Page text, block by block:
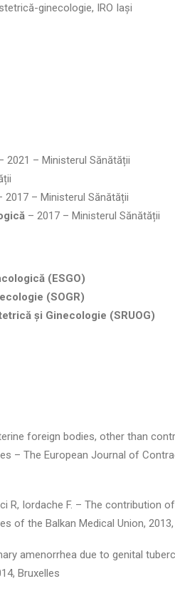
ginecologie, IRO Iași
2021 – Ministerul Sănătății
2017 – Ministerul Sănătății
– 2017 – Ministerul Sănătății
(ESGO)
(SOGR)
și Ginecologie (SRUOG)
foreign bodies, other than
– The European Journal of
R, Iordache F. – The contribution
of the Balkan Medical Union,
amenorrhea due to genital
Bruxelles